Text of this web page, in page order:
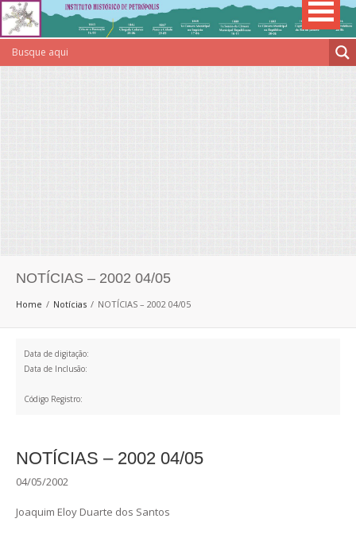
NOTÍCIAS – 2002 04/05
Home Notícias NOTÍCIAS – 2002 04/05
Data de digitação:
Data de Inclusão:
Código Registro:
NOTÍCIAS – 2002 04/05
04/05/2002
Joaquim Eloy Duarte dos Santos